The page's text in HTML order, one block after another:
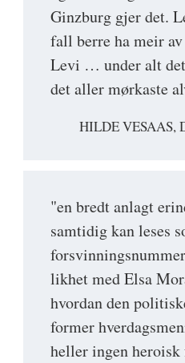
Ginzburg gjer det.
fall berre ha meir
Levi … under alt
det aller mørkaste
HILDE VESAAS,
"en bredt anlagt
samtidig kan leses
likhet med Elsa
hvordan den
former
heller ingen